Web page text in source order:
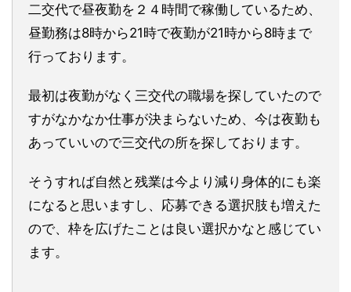
二交代で昼夜勤を２４時間で稼働しているため、
昼勤務は8時から21時で夜勤が21時から8時まで
行っております。
最初は夜勤がなく三交代の職場を探していたので
すがなかなか仕事が決まらないため、今は夜勤も
あっていいので三交代の所を探しております。
そうすれば自然と残業は今より減り身体的にも楽
になると思いますし、応募できる選択肢も増えた
ので、枠を広げたことは良い選択かなと感じてい
ます。